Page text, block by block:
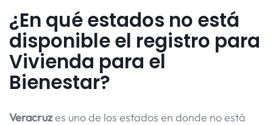
¿En qué estados no está
disponible el registro para
Vivienda para el
Bienestar?
Veracruzes uno de los estados en donde no está